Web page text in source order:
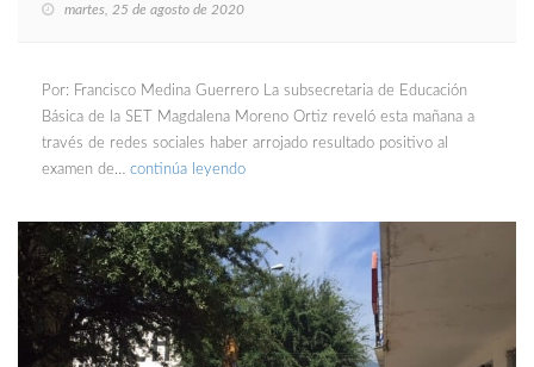
martes, 25 de agosto de 2020
Por: Francisco Medina Guerrero La subsecretaria de Educación
Básica de la SET Magdalena Moreno Ortiz reveló esta mañana a
través de redes sociales haber arrojado resultado positivo al
examen de… continúa leyendo